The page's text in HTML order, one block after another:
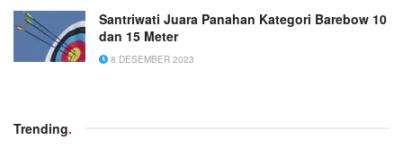
Santriwati Juara Panahan Kategori Barebow 10
dan 15 Meter
8 DESEMBER 2023
Trending.